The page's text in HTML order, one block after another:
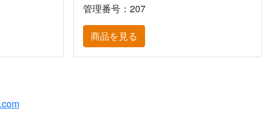
管理番号：207
商品を見る